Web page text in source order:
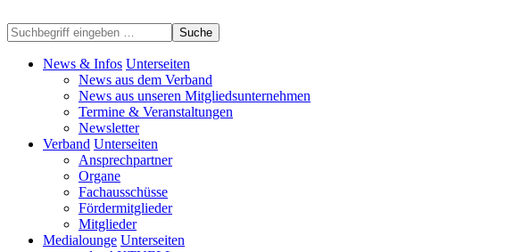
Suche
News & Infos Unterseiten
News aus dem Verband
News aus unseren Mitgliedsunternehmen
Termine & Veranstaltungen
Newsletter
Verband Unterseiten
Ansprechpartner
Organe
Fachausschüsse
Fördermitglieder
Mitglieder
Medialounge Unterseiten